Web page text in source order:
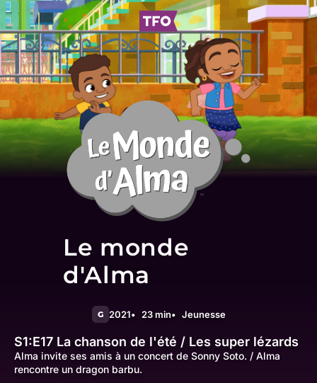
Le monde
d'Alma
G 2021 23 min Jeunesse
S1:E17 La chanson de l'été / Les super lézards
Alma invite ses amis à un concert de Sonny Soto. / Alma
rencontre un dragon barbu.